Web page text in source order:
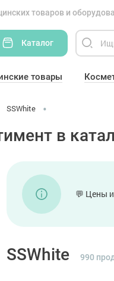
товаров и
Каталог
товары
SSWhite
в
💬 Цены
SSWhite 990